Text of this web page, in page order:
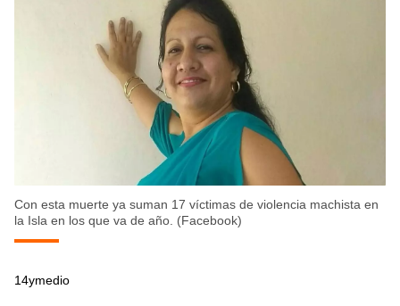
Con esta muerte ya suman 17 víctimas de violencia machista en
la Isla en los que va de año. (Facebook)
14ymedio